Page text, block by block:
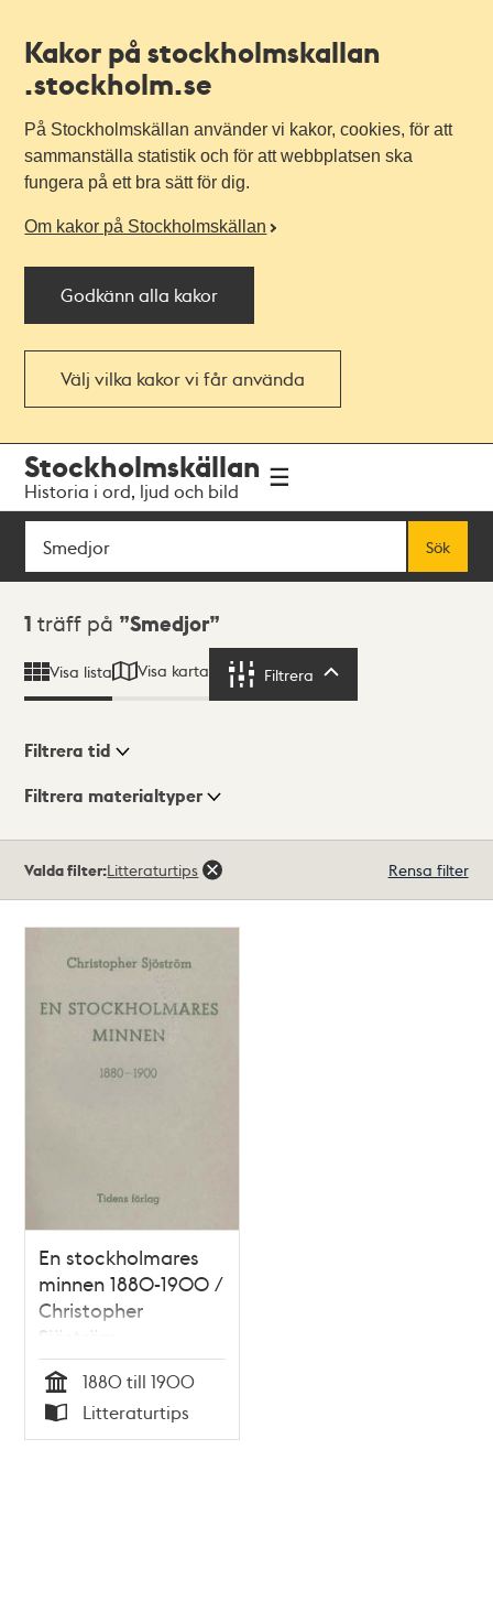
Kakor på stockholmskallan
.stockholm.se
På Stockholmskällan använder vi kakor, cookies, för att
sammanställa statistik och för att webbplatsen ska
fungera på ett bra sätt för dig.
Om kakor på Stockholmskällan
Godkänn alla kakor
Välj vilka kakor vi får använda
navigationen
huvudinnehållet
Stockholmskällan
Historia i ord, ljud och bild
Sök
Sök
Sökresultat
1 träff på Smedjor
Visa lista Visa karta Filtrera
Visningsläge
Filtrera tid
Filtrera materialtyper
träffar
Valda filter:Litteraturtips Rensa filter
En stockholmares
minnen 1880-1900 /
Christopher
Sjöström
Tid
1880 till 1900
Typ
Litteraturtips